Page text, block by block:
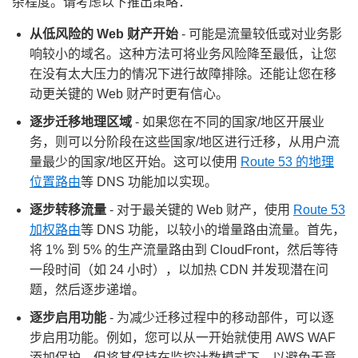
从低风险的 Web 财产开始 - 可能是流量较低或对业务影
响较小的域名。这种方法可将业务风险降至最低，让您
在没有太大压力的情况下进行故障排除。还能让您在移
动更关键的 Web 财产时更有信心。
逐步迁移地理区域 - 如果您在不同的国家/地区开展业
务，则可以分阶段在这些国家/地区进行迁移，从用户流
量最少的国家/地区开始。这可以使用 Route 53 的地理
位置路由等 DNS 功能加以实现。
逐步转移流量 - 对于最关键的 Web 财产，使用 Route 53
加权路由等 DNS 功能，以较小的增量路由流量。首先，
将 1% 到 5% 的生产流量路由到 CloudFront，然后等待
一段时间（如 24 小时），以加热 CDN 并发现潜在问
题，然后逐步递增。
逐步启用功能 - 为减少迁移过程中的移动部件，可以逐
步启用功能。例如，您可以从一开始就使用 AWS WAF